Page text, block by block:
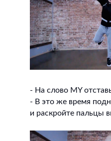
- На слово MY
- В это же время
и раскройте пальцы